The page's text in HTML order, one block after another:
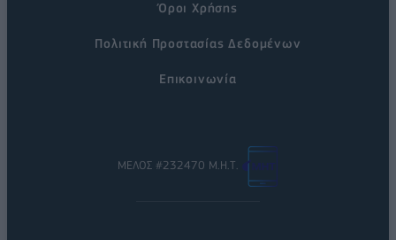
Όροι Χρήσης
Πολιτική Προστασίας Δεδομένων
Επικοινωνία
ΜΕΛΟΣ #232470 Μ.Η.Τ.